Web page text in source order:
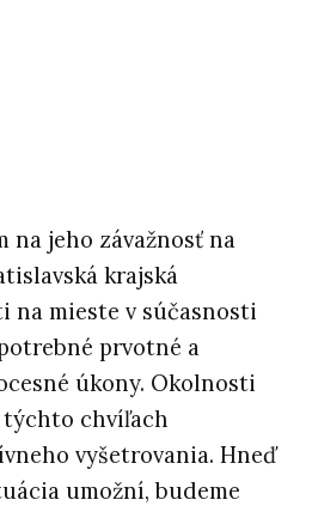
na jeho závažnosť na
krajská
na mieste v súčasnosti
prvotné a
úkony. Okolnosti
chvíľach
vyšetrovania. Hneď
umožní, budeme